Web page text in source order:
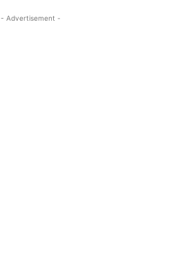
- Advertisement -